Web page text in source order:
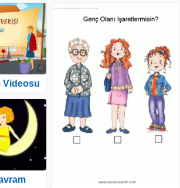
Videosu